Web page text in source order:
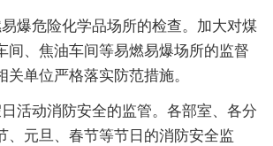
爆危险化学品场所的检查。加大对煤
间、焦油车间等易燃易爆场所的监督
关单位严格落实防范措施。
活动消防安全的监管。各部室、各分
、元旦、春节等节日的消防安全监